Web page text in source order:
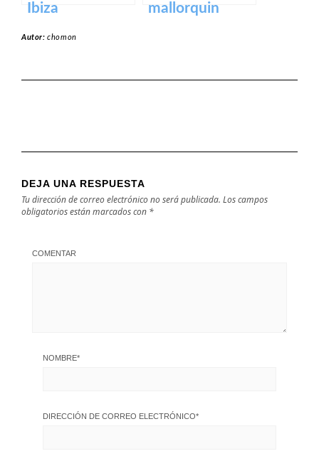
Ibiza
mallorquin
Autor:chomon
DEJA UNA RESPUESTA
Tu dirección de correo electrónico no será publicada. Los campos
obligatorios están marcados con *
COMENTAR
NOMBRE*
DIRECCIÓN DE CORREO ELECTRÓNICO*